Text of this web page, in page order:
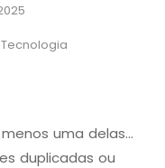
Tecnologia
uma delas…
duplicadas ou